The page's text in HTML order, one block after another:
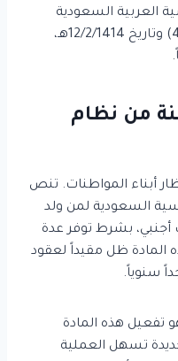
العربية السعودية
الصادر بالمرسوم الملكي رقم (م/4) وتاريخ 12/2/1414هـ،
من نظام
أبناء المواطنات. تنص
السعودية لمن ولد
بشرط توفر عدة
المادة ظل مقيداً لعقود
سنوياً.
تفعيل هذه المادة
تسهل العملية